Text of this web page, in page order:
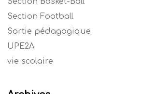
Section Football
Sortie pédagogique
UPE2A
vie scolaire